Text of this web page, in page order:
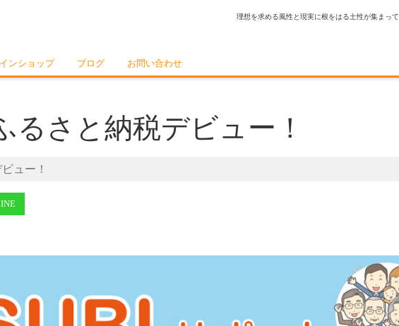
理想を求める風性と現実に根をはる土性が集まっ
ンショップ ブログ お問い合わせ
さと納税デビュー！
ュー！